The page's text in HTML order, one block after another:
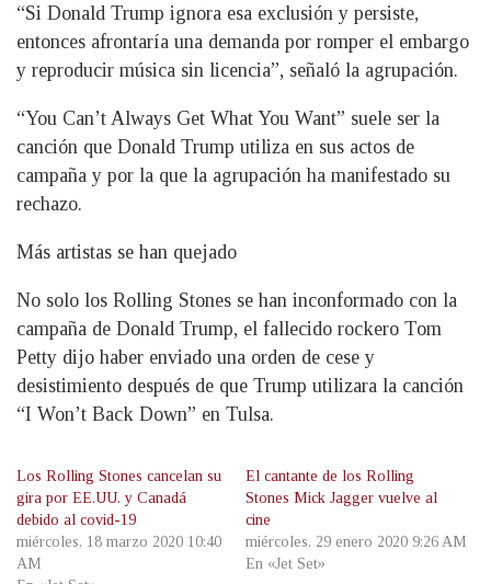
“Si Donald Trump ignora esa exclusión y persiste,
entonces afrontaría una demanda por romper el embargo
y reproducir música sin licencia”, señaló la agrupación.
“You Can’t Always Get What You Want” suele ser la
canción que Donald Trump utiliza en sus actos de
campaña y por la que la agrupación ha manifestado su
rechazo.
Más artistas se han quejado
No solo los Rolling Stones se han inconformado con la
campaña de Donald Trump, el fallecido rockero Tom
Petty dijo haber enviado una orden de cese y
desistimiento después de que Trump utilizara la canción
“I Won’t Back Down” en Tulsa.
Los Rolling Stones cancelan su
gira por EE.UU. y Canadá
debido al covid-19
miércoles, 18 marzo 2020 10:40
AM
El cantante de los Rolling
Stones Mick Jagger vuelve al
cine
miércoles, 29 enero 2020 9:26 AM
En «Jet Set»